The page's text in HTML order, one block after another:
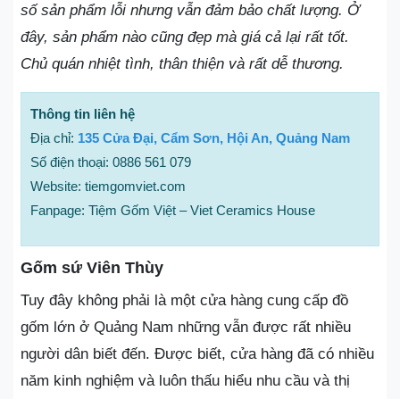
số sản phẩm lỗi nhưng vẫn đảm bảo chất lượng. Ở
đây, sản phẩm nào cũng đẹp mà giá cả lại rất tốt.
Chủ quán nhiệt tình, thân thiện và rất dễ thương.
Thông tin liên hệ
Địa chỉ: 135 Cửa Đại, Cẩm Sơn, Hội An, Quảng Nam
Số điện thoại: 0886 561 079
Website: tiemgomviet.com
Fanpage: Tiệm Gốm Việt – Viet Ceramics House
Gốm sứ Viên Thùy
Tuy đây không phải là một cửa hàng cung cấp đồ
gốm lớn ở Quảng Nam những vẫn được rất nhiều
người dân biết đến. Được biết, cửa hàng đã có nhiều
năm kinh nghiệm và luôn thấu hiểu nhu cầu và thị